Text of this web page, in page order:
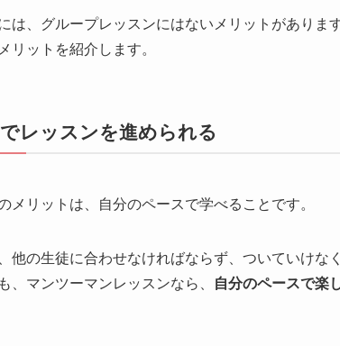
は、グループレッスンにはないメリットがありま
リットを紹介します。
レッスンを進められる
メリットは、自分のペースで学べることです。
他の生徒に合わせなければならず、ついていけな
、マンツーマンレッスンなら、
自分のペースで楽